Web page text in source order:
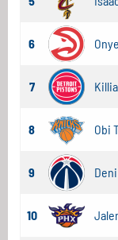
6
7
8 Obi
9
10